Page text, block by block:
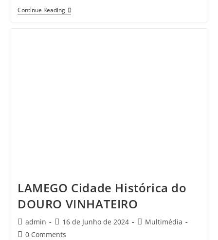
Continue ReadingCatedral
De
LAMEGO Cidade Histórica do
DOURO VINHATEIRO
Post
author:
admin
Post
published:
16 de Junho de 2024
PostMultimédia
Post0 Comments